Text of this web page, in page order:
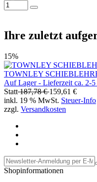
Ihre zuletzt
15%
TOWNLEY
Auf Lager - Lieferzeit ca. 2-5
Statt187,78 €159,61 €
inkl. 19 % MwSt. Steuer-Info
zzgl. Versandkosten
Shopinformationen